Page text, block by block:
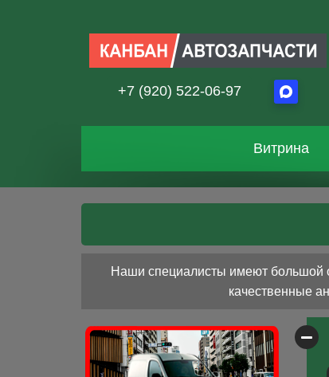
+7 (920) 522-06-97
Витрина
Наши специалисты имеют большой
качественные